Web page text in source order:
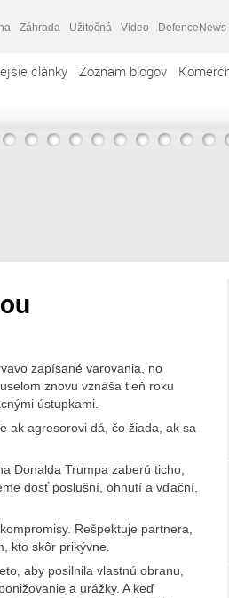
Záhrada Užitočná Video DefenceNews
články Zoznam blogov
zapísané varovania, no
znovu vznáša tieň roku
ústupkami.
ak agresorovi dá, čo žiada, ak sa
Donalda Trumpa zaberú ticho,
dosť poslušní, ohnutí a vďační,
Rešpektuje partnera,
kto skôr prikývne.
aby posilnila vlastnú obranu,
a urážky. A keď